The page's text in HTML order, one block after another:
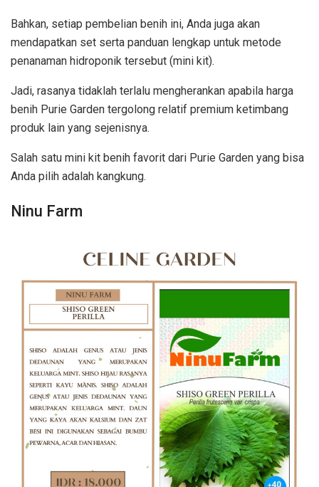
Bahkan, setiap pembelian benih ini, Anda juga akan
mendapatkan set serta panduan lengkap untuk metode
penanaman hidroponik tersebut (mini kit).
Jadi, rasanya tidaklah terlalu mengherankan apabila harga
benih Purie Garden tergolong relatif premium ketimbang
produk lain yang sejenisnya.
Salah satu mini kit benih favorit dari Purie Garden yang bisa
Anda pilih adalah kangkung.
Ninu Farm